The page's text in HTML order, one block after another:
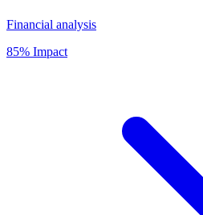
Financial analysis
85% Impact